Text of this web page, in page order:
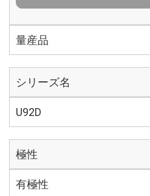
量産品
シリーズ名
U92D
極性
有極性